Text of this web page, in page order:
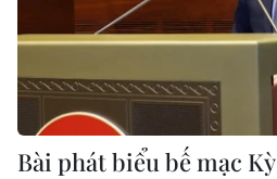
Bài phát biểu bế mạc